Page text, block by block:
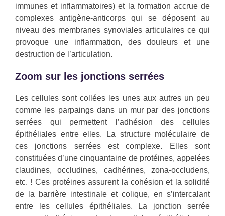
immunes et inflammatoires) et la formation accrue de
complexes antigène-anticorps qui se déposent au
niveau des membranes synoviales articulaires ce qui
provoque une inflammation, des douleurs et une
destruction de l’articulation.
Zoom sur les jonctions serrées
Les cellules sont collées les unes aux autres un peu
comme les parpaings dans un mur par des jonctions
serrées qui permettent l’adhésion des cellules
épithéliales entre elles. La structure moléculaire de
ces jonctions serrées est complexe. Elles sont
constituées d’une cinquantaine de protéines, appelées
claudines, occludines, cadhérines, zona-occludens,
etc. ! Ces protéines assurent la cohésion et la solidité
de la barrière intestinale et colique, en s’intercalant
entre les cellules épithéliales. La jonction serrée